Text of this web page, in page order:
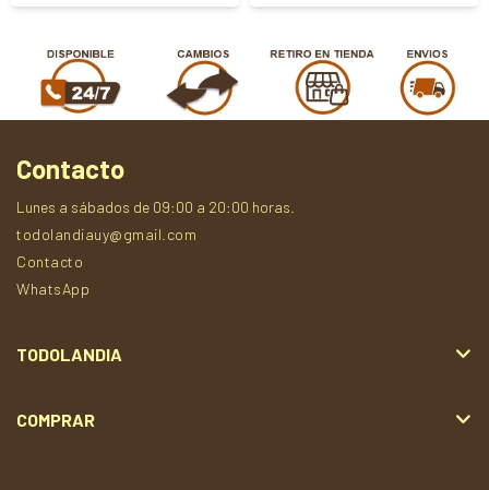
Contacto
Lunes a sábados de 09:00 a 20:00 horas.
todolandiauy@gmail.com
Contacto
WhatsApp
TODOLANDIA
COMPRAR